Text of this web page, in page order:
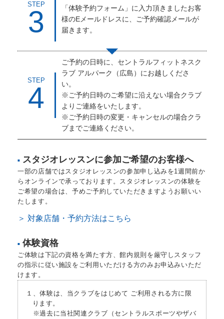
STEP
3
「体験予約フォーム」に入力頂きましたお客
様のEメールドレスに、ご予約確認メールが
届きます。
STEP
4
ご予約の日時に、セントラルフィットネスク
ラブ アルパーク（広島）にお越しくださ
い。
※ご予約日時のご希望に沿えない場合クラブ
よりご連絡をいたします。
※ご予約日時の変更・キャンセルの場合クラ
ブまでご連絡ください。
■ スタジオレッスンに参加ご希望のお客様へ
一部の店舗ではスタジオレッスンの参加申し込みを1週間前か
らオンラインで承っております。スタジオレッスンの体験を
ご希望の場合は、予めご予約していただきますようお願いい
たします。
＞ 対象店舗・予約方法はこちら
■ 体験資格
ご体験は下記の資格を満たす方、館内規則を厳守しスタッフ
の指示に従い施設をご利用いただける方のみお申込みいただ
けます。
１、体験は、当クラブをはじめて ご利用される方に限
ります。
※過去に当社関連クラブ（セントラルスポーツやザバ